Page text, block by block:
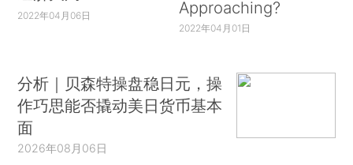
2022年04月06日
Approaching?
2022年04月01日
分析｜贝森特操盘稳日元，操
作巧思能否撬动美日货币基本
面
2026年08月06日